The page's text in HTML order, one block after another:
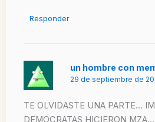
Responder
un hombre con
29 de septiembre de
TE OLVIDASTE UNA PARTE…
DEMOCRATAS HICIERON